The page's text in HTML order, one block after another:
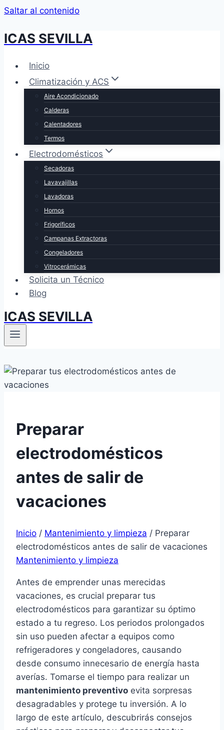
Saltar al contenido
ICAS SEVILLA
Inicio
Climatización y ACS
Aire Acondicionado
Calderas
Calentadores
Termos
Electrodomésticos
Secadoras
Lavavajillas
Lavadoras
Hornos
Frigoríficos
Campanas Extractoras
Congeladores
Vitrocerámicas
Solicita un Técnico
Blog
ICAS SEVILLA
Preparar
electrodomésticos
antes de salir de
vacaciones
Inicio / Mantenimiento y limpieza / Preparar
electrodomésticos antes de salir de vacaciones
Mantenimiento y limpieza
Antes de emprender unas merecidas
vacaciones, es crucial preparar tus
electrodomésticos para garantizar su óptimo
estado a tu regreso. Los periodos prolongados
sin uso pueden afectar a equipos como
refrigeradores y congeladores, causando
desde consumo innecesario de energía hasta
averías. Tomarse el tiempo para realizar un
mantenimiento preventivo evita sorpresas
desagradables y protege tu inversión. A lo
largo de este artículo, descubrirás consejos